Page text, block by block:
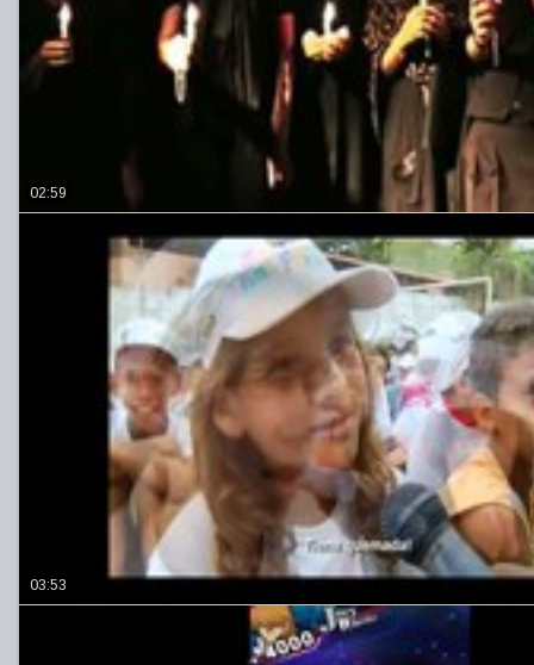
02:59
03:53